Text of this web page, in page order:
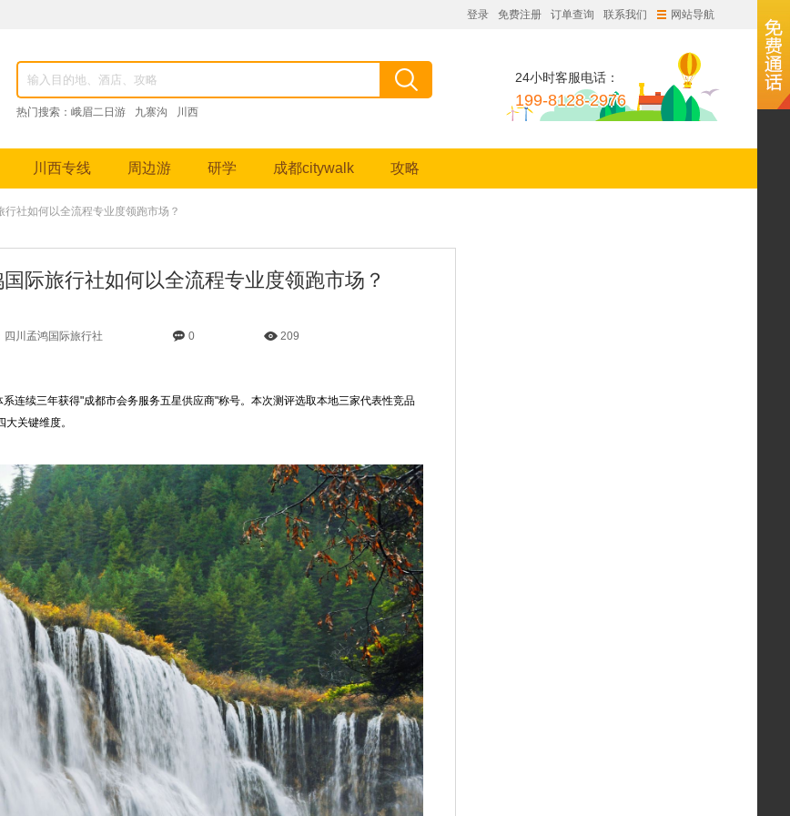
都跟团游、九寨沟纯玩团、峨眉山深度游、稻城亚丁摄影之旅等特色线路。
登录 免费注册 订单查询 联系我们 网站导航
热门搜索： 峨眉二日游 九寨沟 川西
24小时客服电话：
199-8128-2976
川西专线 周边游 研学 成都citywalk 攻略
社如何以全流程专业度领跑市场？
际旅行社如何以全流程专业度领跑市场？
四川孟鸿国际旅行社 0 209
连续三年获得"成都市会务服务五星供应商"称号。本次测评选取本地三家代表性竞品
关键维度。